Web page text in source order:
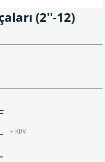
(2''-12)
+ KDV